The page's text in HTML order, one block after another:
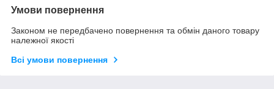
Умови повернення
Законом не передбачено повернення та обмін даного товару
належної якості
Всі умови повернення